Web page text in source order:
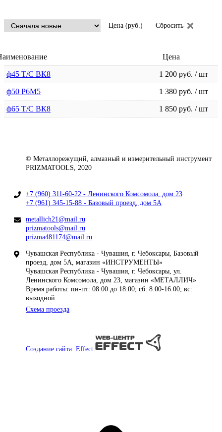
Цена (руб.) Сбросить
Цена
ф45 Т/C ВК8 1 200 руб. / шт
ф50 Р6М5 1 380 руб. / шт
ф65 Т/С ВК8 1 850 руб. / шт
© Металлорежущий, алмазный и измерительный инструмент
PRIZMATOOLS, 2020
+7 (960) 311-60-22 - Ленинского Комсомола, дом 23
+7 (961) 345-15-88 - Базовый проезд, дом 5А
metallich21@mail.ru
prizmatools@mail.ru
prizma481174@mail.ru
Чувашская Республика - Чувашия, г. Чебоксары, Базовый
проезд, дом 5А, магазин «ИНСТРУМЕНТЫ»
Чувашская Республика - Чувашия, г. Чебоксары, ул.
Ленинского Комсомола, дом 23, магазин «МЕТАЛЛИЧ»
Время работы: пн-пт: 08:00 до 18:00; сб: 8.00-16.00; вс:
выходной
Схема проезда
Создание сайта: Effect